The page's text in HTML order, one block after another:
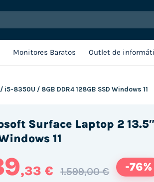
Monitores Baratos Outlet de
8350U / 8GB DDR4 128GB SSD Windows 11
Surface Laptop 2
11
,33 € 1.599,00 € -76%